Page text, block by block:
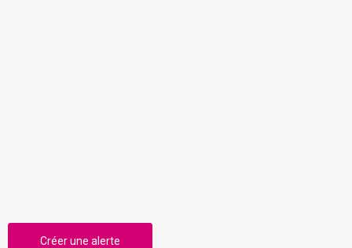
Créer une alerte